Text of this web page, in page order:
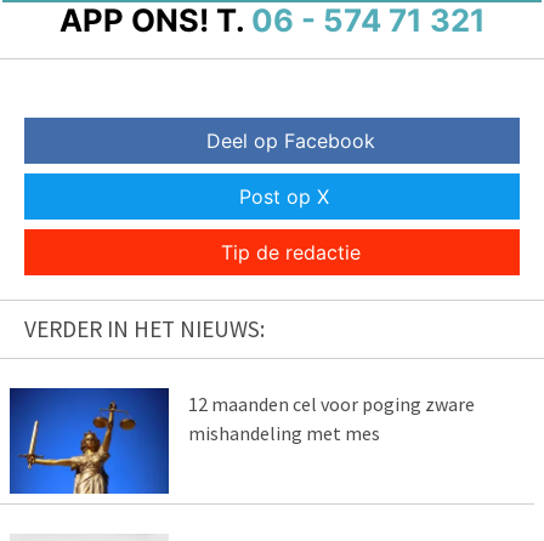
APP ONS! T. 06 - 574 71 321
Deel op Facebook
Post op X
Tip de redactie
VERDER IN HET NIEUWS:
12 maanden cel voor poging zware
mishandeling met mes